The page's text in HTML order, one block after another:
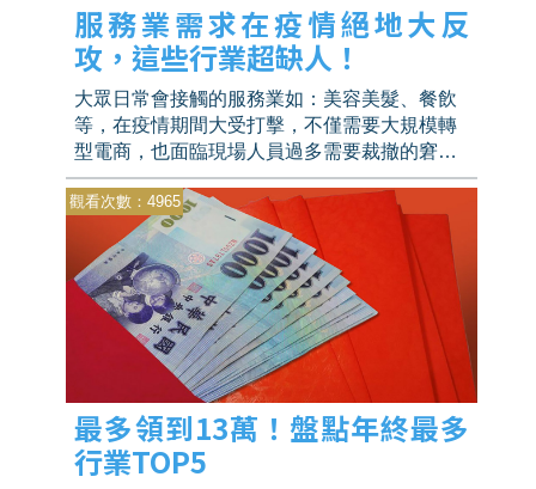
服務業需求在疫情絕地大反
攻，這些行業超缺人！
大眾日常會接觸的服務業如：美容美髮、餐飲
等，在疫情期間大受打擊，不僅需要大規模轉
型電商，也面臨現場人員過多需要裁撤的窘
境，但隨著三級警戒宣布降級、餐飲內用限制
的解除還有五倍券的加持，美容美髮、餐飲、
旅遊相關產業皆陸續擴大徵才，需求甚至比疫
情前還高！
觀看次數：4965
最多領到13萬！盤點年終最多
行業TOP5